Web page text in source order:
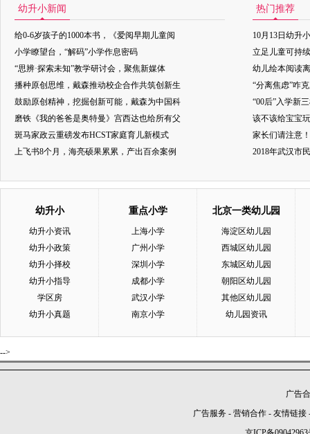
幼升小新闻
给0-6岁孩子的1000本书，《爱阅早期儿童阅
小学瞭望台，“解码”小学作息密码
“思辨·探索未知”教学研讨会，聚焦新媒体
播种原创思维，戴森推动校企合作共筑创新生
鼓励原创精神，挖掘创新可能，戴森为中国科
磨铁《我的爸爸是奥特曼》宫西达也给所有父
斑马家政云重磅发布HCST家庭育儿新模式
上飞书8个月，海亮硕果累累，产出百余案例
热门推荐
10月13日幼升
立足儿童可持
幼儿绘本阅读
“分离焦虑”咋
“00后”入学新
该不该给宝宝
家长们请注意
2018年武汉市
幼升小
幼升小资讯
幼升小政策
幼升小择校
幼升小指导
学区房
幼升小真题
重点小学
上海小学
广州小学
深圳小学
成都小学
武汉小学
南京小学
北京一类幼儿园
海淀区幼儿园
西城区幼儿园
东城区幼儿园
朝阳区幼儿园
其他区幼儿园
幼儿园资讯
-->
广告
广告服务 - 营销合作 - 友情链接